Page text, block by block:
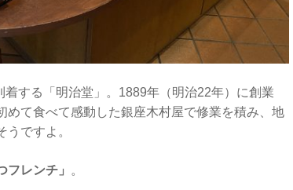
する「明治堂」。1889年（明治22年）に創業
めて食べて感動した銀座木村屋で修業を積み、地
ですよ。
フレンチ」 。